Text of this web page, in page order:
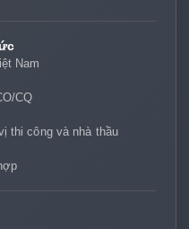
Nam
CQ
thi công và nhà thầu